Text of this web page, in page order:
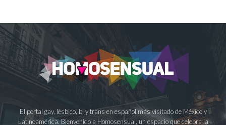
El portal gay, lésbico, bi y trans en español más visitado de México y
Latinoamérica. Bienvenido a Homosensual, un espacio que celebra la